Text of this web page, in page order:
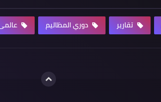
تقارير دوري المظاليم